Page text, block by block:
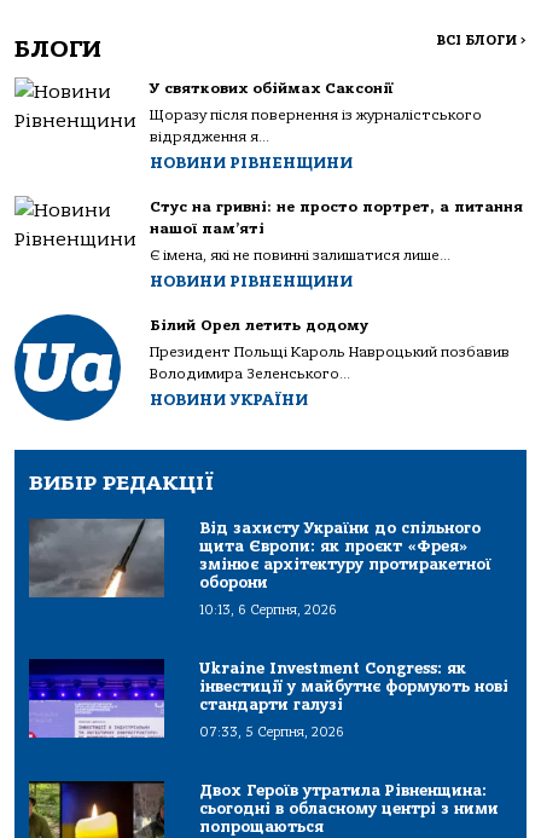
БЛОГИ ВСІ БЛОГИ >
У святкових обіймах Саксонії
Щоразу після повернення із журналістського
відрядження я...
НОВИНИ РІВНЕНЩИНИ
Стус на гривні: не просто портрет, а питання
нашої пам’яті
Є імена, які не повинні залишатися лише...
НОВИНИ РІВНЕНЩИНИ
Білий Орел летить додому
Президент Польщі Кароль Навроцький позбавив
Володимира Зеленського...
НОВИНИ УКРАЇНИ
ВИБІР РЕДАКЦІЇ
Від захисту України до спільного
щита Європи: як проєкт «Фрея»
змінює архітектуру протиракетної
оборони
10:13, 6 Серпня, 2026
Ukraine Investment Congress: як
інвестиції у майбутнє формують нові
стандарти галузі
07:33, 5 Серпня, 2026
Двох Героїв утратила Рівненщина:
сьогодні в обласному центрі з ними
попрощаються